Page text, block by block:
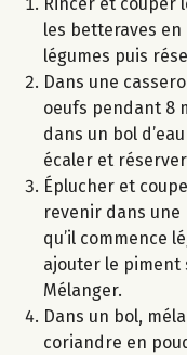
Rincer et couper
les betteraves en
légumes puis
Dans une
oeufs pendant 8
dans un bol
écaler et
Éplucher et
revenir dans une
qu’il commence
ajouter le piment
Mélanger.
Dans un bol,
coriandre en